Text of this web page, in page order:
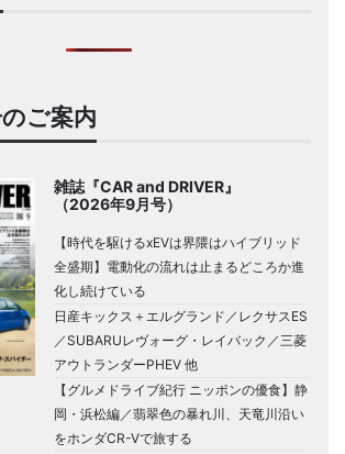
ご案内
雑誌『CAR and DRIVER』
（2026年9月号）
【時代を駆けるxEVは界隈はハイブリッド
全盛期】電動化の流れは止まるどころか進
化し続けている
日産キックス＋エルグランド／レクサスES
／SUBARUレヴォーグ・レイバック／三菱
アウトランダーPHEV 他
【グルメドライブ紀行 ニッポンの優食】静
岡・浜松編／翡翠色の暴れ川、天竜川沿い
をホンダCR-Vで旅する